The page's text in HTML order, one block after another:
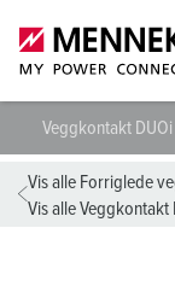
Veggkontakt
Vis alle Forriglede
Vis alle Veggkontakt